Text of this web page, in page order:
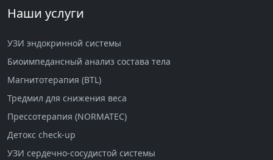
Наши услуги
УЗИ эндокринной системы
Биоимпедансный анализ состава тела
Магнитотерапия (BTL)
Тредмил для снижения веса
Прессотерапия (NORMATEC)
Детокс check-up
УЗИ сердечно-сосудистой системы